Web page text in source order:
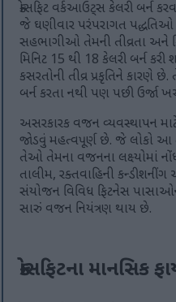
ક્રોસફિટ વર્કઆઉટ્સ કેલરી બર્ન
જે ઘણીવાર પરંપરાગત
સહભાગીઓ તેમની તીવ્રતા અને
મિનિટ 15 થી 18 કેલરી બર્ન
કસરતોની તીવ્ર પ્રકૃતિને કારણે
બર્ન કરતા નથી પણ પછી ઉર્જા
અસરકારક વજન વ્યવસ્થાપન
જોડવું મહત્વપૂર્ણ છે. જે લોકો આ
તેઓ તેમના વજનના લક્ષ્યોમાં
તાલીમ, રક્તવાહિની
સંયોજન વિવિધ ફિટનેસ
સારું વજન નિયંત્રણ થાય છે.
ક્રોસફિટના માનસિક